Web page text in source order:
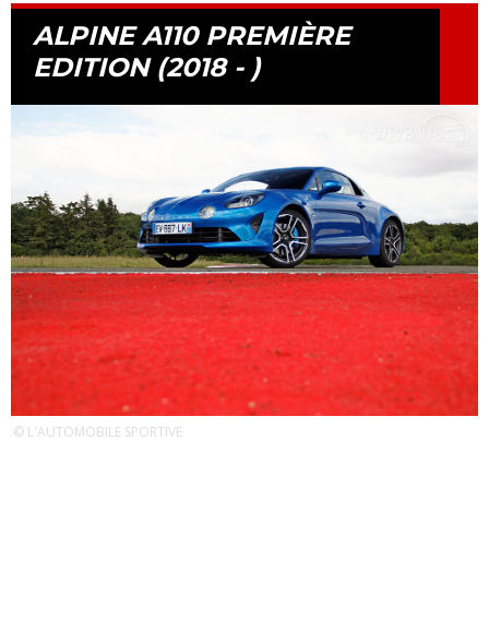
ALPINE A110 PREMIÈRE
EDITION (2018 - )
© L'AUTOMOBILE SPORTIVE